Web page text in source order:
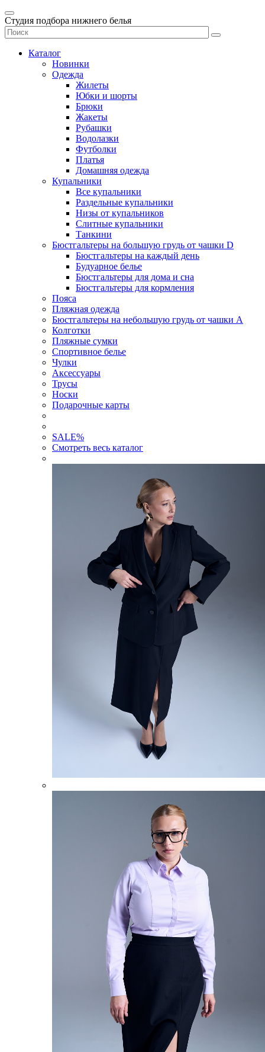
Студия подбора нижнего белья
Каталог
Новинки
Одежда
Жилеты
Юбки и шорты
Брюки
Жакеты
Рубашки
Водолазки
Футболки
Платья
Домашняя одежда
Купальники
Все купальники
Раздельные купальники
Низы от купальников
Слитные купальники
Танкини
Бюстгальтеры на большую грудь от чашки D
Бюстгальтеры на каждый день
Будуарное белье
Бюстгальтеры для дома и сна
Бюстгальтеры для кормления
Пояса
Пляжная одежда
Бюстгальтеры на небольшую грудь от чашки А
Колготки
Пляжные сумки
Спортивное белье
Чулки
Аксессуары
Трусы
Носки
Подарочные карты
SALE%
Смотреть весь каталог